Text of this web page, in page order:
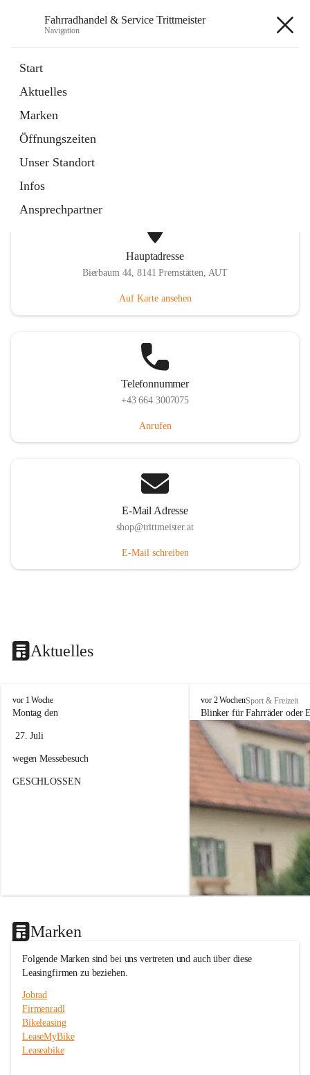
Fahrradhandel & Service Trittmeister
Navigation
Start
Aktuelles
Marken
Öffnungszeiten
Unser Standort
Infos
Ansprechpartner
Homepage
Externe Webseite
öffnet
in
neuem
Tab
Hauptadresse
Bierbaum 44, 8141 Premstätten, AUT
Auf Karte ansehen
Telefonnummer
+43 664 3007075
Anrufen
E-Mail Adresse
shop@trittmeister.at
E-Mail schreiben
Aktuelles
F
a
r
a
d
h
r
i
c
vor 1 Woche
Montag den
27. Juli
wegen Messebesuch
GESCHLOSSEN
F
a
h
r
d
a
n
e
l
&
S
e
r
T
vor 2 WochenSport & Freizeit
Blinker für Fahrräder oder
Marken
Folgende Marken sind bei uns vertreten und auch über diese
Leasingfirmen zu beziehen.
Jobrad
Firmenradl
Bikeleasing
LeaseMyBike
Leaseabike